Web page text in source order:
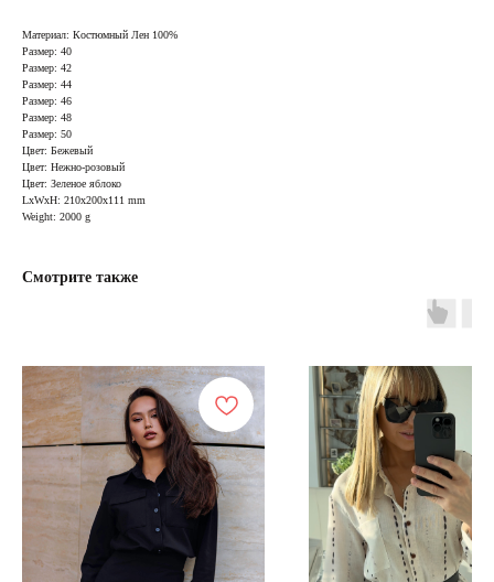
Материал: Костюмный Лен 100%
Размер: 40
Размер: 42
Размер: 44
Размер: 46
Размер: 48
Размер: 50
Цвет: Бежевый
Цвет: Нежно-розовый
Цвет: Зеленое яблоко
LxWxH: 210x200x111 mm
Weight: 2000 g
Смотрите также